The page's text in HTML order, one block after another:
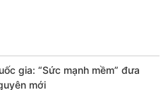
gia: “Sức mạnh mềm” đưa
mới